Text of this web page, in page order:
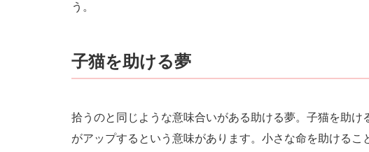
う。
子猫を助ける夢
拾うのと同じような意味合いがある助ける夢。子猫を助
がアップするという意味があります。小さな命を助けるこ